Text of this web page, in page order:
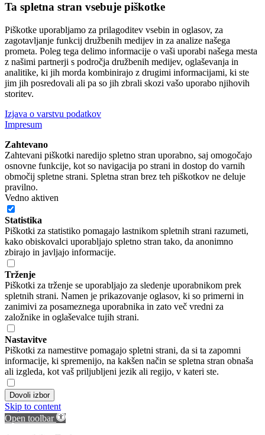
Ta spletna stran vsebuje piškotke
Piškotke uporabljamo za prilagoditev vsebin in oglasov, za
zagotavljanje funkcij družbenih medijev in za analize našega
prometa. Poleg tega delimo informacije o vaši uporabi našega mesta
z našimi partnerji s področja družbenih medijev, oglaševanja in
analitike, ki jih morda kombinirajo z drugimi informacijami, ki ste
jim jih posredovali ali pa so jih zbrali skozi vašo uporabo njihovih
storitev.
Izjava o varstvu podatkov
Impresum
Zahtevano
Zahtevani piškotki naredijo spletno stran uporabno, saj omogočajo
osnovne funkcije, kot so navigacija po strani in dostop do varnih
območij spletne strani. Spletna stran brez teh piškotkov ne deluje
pravilno.
Vedno aktiven
Statistika
Piškotki za statistiko pomagajo lastnikom spletnih strani razumeti,
kako obiskovalci uporabljajo spletno stran tako, da anonimno
zbirajo in javljajo informacije.
Trženje
Piškotki za trženje se uporabljajo za sledenje uporabnikom prek
spletnih strani. Namen je prikazovanje oglasov, ki so primerni in
zanimivi za posameznega uporabnika in zato več vredni za
založnike in oglaševalce tujih strani.
Nastavitve
Piškotki za namestitve pomagajo spletni strani, da si ta zapomni
informacije, ki spremenijo, na kakšen način se spletna stran obnaša
ali izgleda, kot vaš priljubljeni jezik ali regijo, v kateri ste.
Dovoli izbor
Skip to content
Open toolbar